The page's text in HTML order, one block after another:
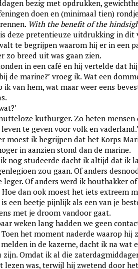
bezig met opdrukken,
doen en (minimaal tien)
With the benefit of the
deze pretentieuze uitdrukking in dit
te begrijpen waarom hij er in een
zo breed uit was gaan zien.
in een café en hij vertelde dat hij
de marine?’ vroeg ik. Wat een
ik van hem, wat maar weer eens
kutburger. Zo heten mensen
te geven voor volk en vaderland.’
ik begrijpen dat het Korps
in aanzien stond dan de marine.
studeerde dacht ik altijd dat ik
zou gaan. Of anders
leger. Of anders werd ik houthakker
Hoe dan ook moest het iets extreem
een beetje pijnlijk als een van je
met je droom vandoor gaat.
lang hadden we geen
het moment naderde waarop hij
in de kazerne, dacht ik na wat
zijn. Omdat ik al die
lezen was, terwijl hij zwetend door